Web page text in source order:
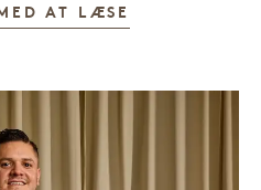
AT LÆSE